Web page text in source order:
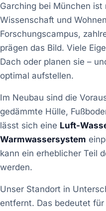
Garching bei München
Wissenschaft und
Forschungscampus,
prägen das Bild. Viele
Dach oder planen sie –
optimal aufstellen.
Im Neubau sind die
gedämmte Hülle,
lässt sich eine Luft-
Warmwassersystem
kann ein erheblicher Teil
werden.
Unser Standort in
entfernt. Das bedeutet